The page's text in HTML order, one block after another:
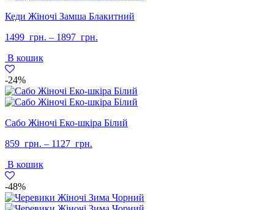
Кеди Жіночі Замша Блакитний
1499 грн. – 1897 грн.
В кошик
-24%
Сабо Жіночі Еко-шкіра Білий
859 грн. – 1127 грн.
В кошик
-48%